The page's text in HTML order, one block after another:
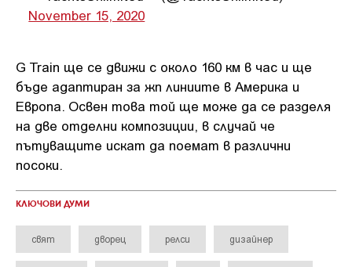
November 15, 2020
G Train ще се движи с около 160 км в час и ще
бъде адаптиран за жп линиите в Америка и
Европа. Освен това той ще може да се разделя
на две отделни композиции, в случай че
пътуващите искат да поемат в различни
посоки.
КЛЮЧОВИ ДУМИ
свят дворец релси дизайнер